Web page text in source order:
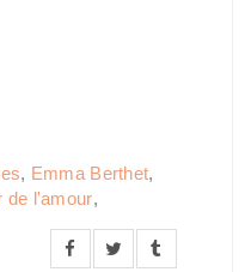
, Emma Berthet,
de l'amour,